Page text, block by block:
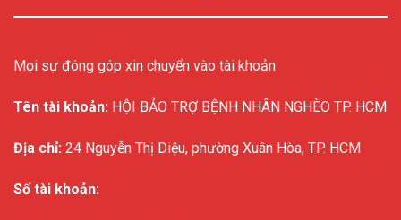
Mọi sự đóng góp xin chuyển vào tài khoản
Tên tài khoản: HỘI BẢO TRỢ BỆNH NHÂN NGHÈO TP. HCM
Địa chỉ: 24 Nguyễn Thị Diệu, phường Xuân Hòa, TP. HCM
Số tài khoản: